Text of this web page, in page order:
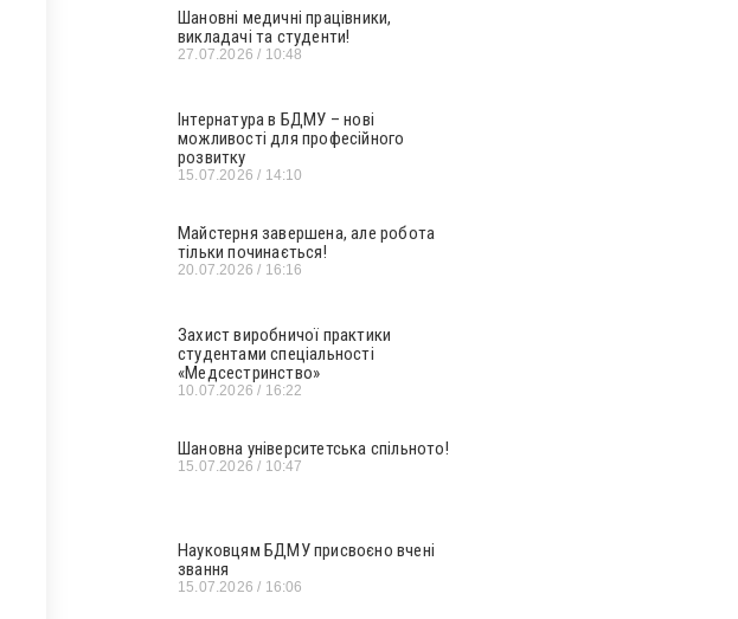
Шановні медичні працівники,
викладачі та студенти!
27.07.2026 10:48
Інтернатура в БДМУ – нові
можливості для професійного
розвитку
15.07.2026 14:10
Майстерня завершена, але робота
тільки починається!
20.07.2026 16:16
Захист виробничої практики
студентами спеціальності
«Медсестринство»
10.07.2026 16:22
Шановна університетська спільното!
15.07.2026 10:47
Науковцям БДМУ присвоєно вчені
звання
15.07.2026 16:06